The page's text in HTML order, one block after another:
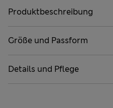
Produktbeschreibung
Größe und Passform
Details und Pflege